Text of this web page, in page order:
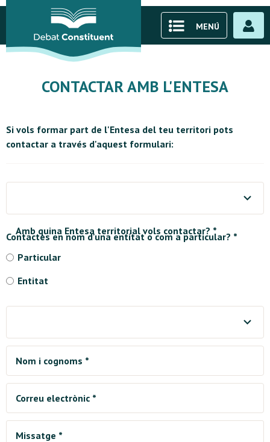
MENÚ
CONTACTAR AMB L'ENTESA
Si vols formar part de l'Entesa del teu territori pots
contactar a través d'aquest formulari:
Amb quina Entesa territorial vols contactar? *
Contactes en nom d'una entitat o com a particular? *
Particular
Entitat
Municipi *
Nom i cognoms *
Correu electrònic *
Missatge *